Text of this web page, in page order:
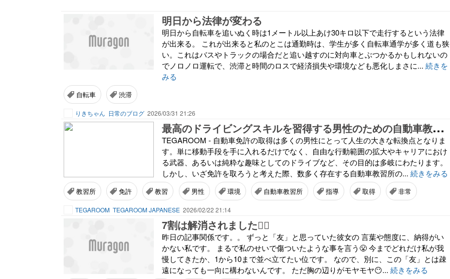
明日から法律が変わる
明日から自転車を追いぬく時は1メートル以上あけ30キロ以下で走行するという法律
が出来る。 これが出来ると私のとこは通勤時は、学生が多く自転車通学が多く道も狭
い。これはバスやトラックの場合だと追い越すのに対向車とぶつかるかもしれないの
でノロノロ運転で、渋滞と時間のロスで経済損失や環境なども悪化しまさに... 続きを
みる
自転車 渋滞
りきちゃん 日常のブログ 2026/03/31 21:26
最
高のドライビングスキルを習得する男性のための自動車教習所選び
TEGAROOM - 自動車免許の取得は多くの男性にとって人生の大きな転換点となりま
す。単に移動手段を手に入れるだけでなく、自由な行動範囲の拡大やキャリアにおけ
る武器、あるいは純粋な趣味としてのドライブなど、その目的は多岐にわたります。
しかし、いざ免許を取ろうと考えた際、数多く存在する自動車教習所の... 続きをみる
教習所 免許 教習 男性 環境 自動車教習所 指導 取得 非常
TEGAROOM TEGAROOM JAPANESE 2026/02/22 21:14
7割は解消されました😶‍🌫️
昨日の記事関係です。。 ずっと「友」と思っていた彼女の 言葉や態度に、納得がい
かない私です。 まるで私のせいで傷ついたような事を言う😤 今までどれだけ私が我
慢してきたか、1から10まで並べ立てたい位です。 なので、別に、この「友」とは疎
遠になっても一向に構わないんです。 ただ胸の辺りがモヤモヤ😶... 続きをみる